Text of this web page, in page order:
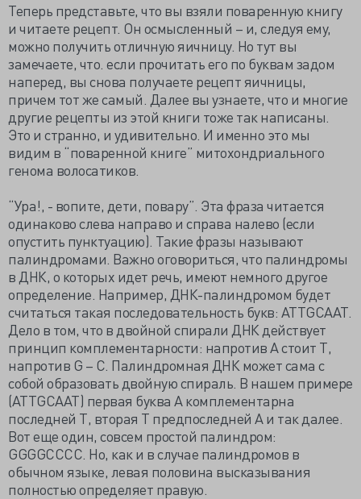
Теперь представьте, что вы взяли поваренную книгу
и читаете рецепт. Он осмысленный – и, следуя ему,
можно получить отличную яичницу. Но тут вы
замечаете, что. если прочитать его по буквам задом
наперед, вы снова получаете рецепт яичницы,
причем тот же самый. Далее вы узнаете, что и многие
другие рецепты из этой книги тоже так написаны.
Это и странно, и удивительно. И именно это мы
видим в “поваренной книге” митохондриального
генома волосатиков.
“Ура!, - вопите, дети, повару”. Эта фраза читается
одинаково слева направо и справа налево (если
опустить пунктуацию). Такие фразы называют
палиндромами. Важно оговориться, что палиндромы
в ДНК, о которых идет речь, имеют немного другое
определение. Например, ДНК-палиндромом будет
считаться такая последовательность букв: ATTGCAAT.
Дело в том, что в двойной спирали ДНК действует
принцип комплементарности: напротив А стоит T,
напротив G – С. Палиндромная ДНК может сама с
собой образовать двойную спираль. В нашем примере
(ATTGCAAT) первая буква А комплементарна
последней T, вторая Т предпоследней А и так далее.
Вот еще один, совсем простой палиндром:
GGGGCCCC. Но, как и в случае палиндромов в
обычном языке, левая половина высказывания
полностью определяет правую.